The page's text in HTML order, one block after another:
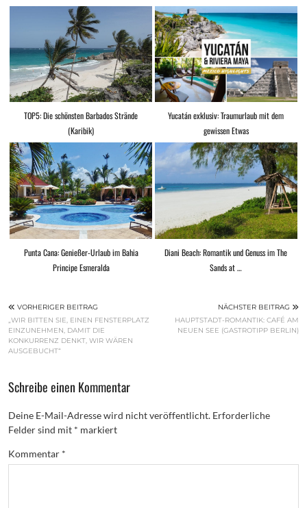
TOP5: Die schönsten Barbados Strände
(Karibik)
Yucatán exklusiv: Traumurlaub mit dem
gewissen Etwas
Punta Cana: Genießer-Urlaub im Bahia
Principe Esmeralda
Diani Beach: Romantik und Genuss im The
Sands at …
VORHERIGER BEITRAG
„WIR BITTEN SIE, EINEN FENSTERPLATZ
EINZUNEHMEN, DAMIT DIE
KONKURRENZ DENKT, WIR WÄREN
AUSGEBUCHT“
NÄCHSTER BEITRAG
HAUPTSTADT-ROMANTIK: CAFÉ AM
NEUEN SEE (GASTROTIPP BERLIN)
Schreibe einen Kommentar
Deine E-Mail-Adresse wird nicht veröffentlicht. Erforderliche
Felder sind mit * markiert
Kommentar *